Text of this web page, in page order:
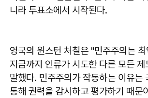
니라 투표소에서 시작된다.
영국의 윈스턴 처칠은 "민주주의는
지금까지 인류가 시도한 다른 모든
말했다. 민주주의가 작동하는 이유는
통해 권력을 감시하고 평가하기 때문